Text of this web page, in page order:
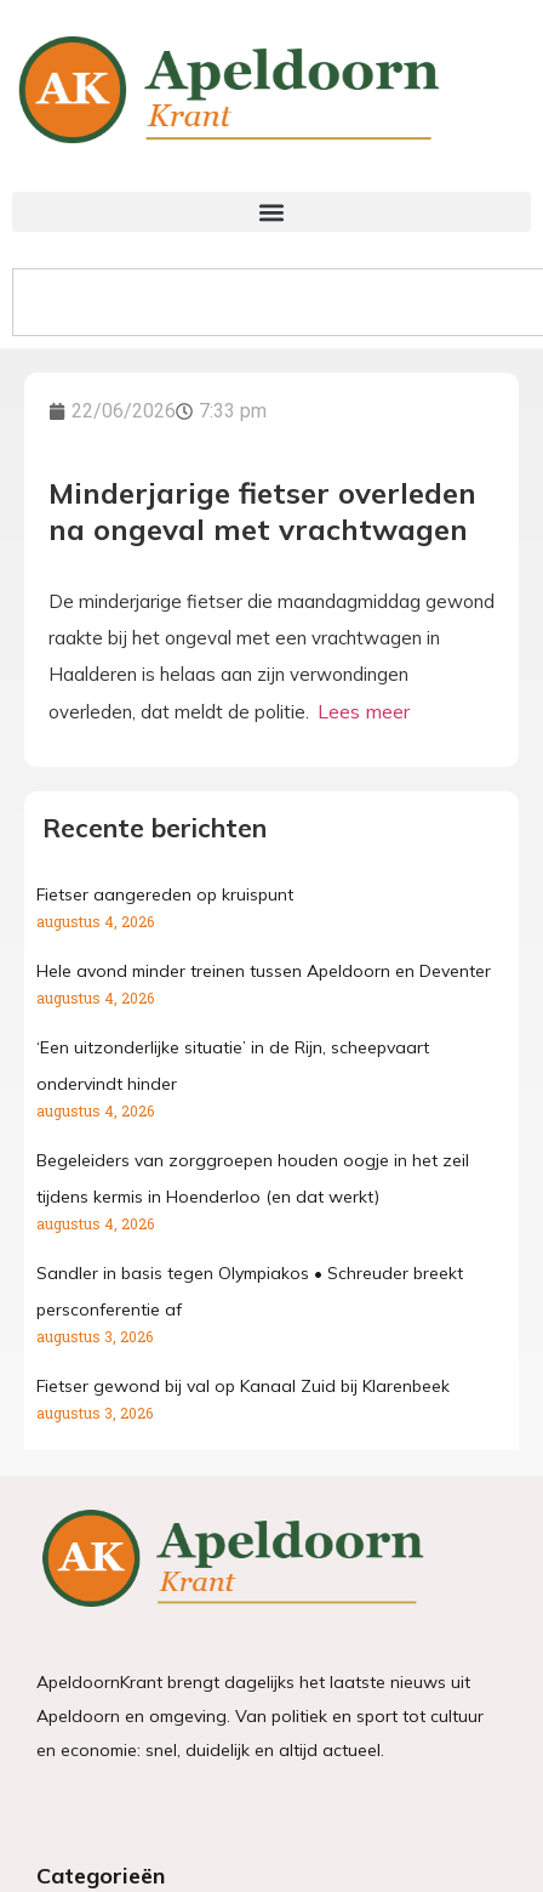
22/06/2026 7:33 pm
Minderjarige fietser overleden
na ongeval met vrachtwagen
De minderjarige fietser die maandagmiddag gewond
raakte bij het ongeval met een vrachtwagen in
Haalderen is helaas aan zijn verwondingen
overleden, dat meldt de politie.
Recente berichten
Fietser aangereden op kruispunt
augustus 4, 2026
Hele avond minder treinen tussen Apeldoorn en Deventer
augustus 4, 2026
‘Een uitzonderlijke situatie’ in de Rijn, scheepvaart
ondervindt hinder
augustus 4, 2026
Begeleiders van zorggroepen houden oogje in het zeil
tijdens kermis in Hoenderloo (en dat werkt)
augustus 4, 2026
Sandler in basis tegen Olympiakos • Schreuder breekt
persconferentie af
augustus 3, 2026
Fietser gewond bij val op Kanaal Zuid bij Klarenbeek
augustus 3, 2026
ApeldoornKrant brengt dagelijks het laatste nieuws uit
Apeldoorn en omgeving. Van politiek en sport tot cultuur
en economie: snel, duidelijk en altijd actueel.
Categorieën